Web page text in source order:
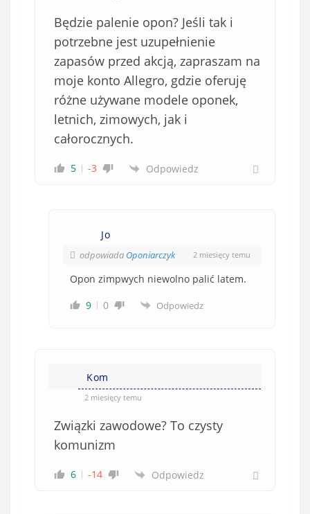
Będzie palenie opon? Jeśli tak i
potrzebne jest uzupełnienie
zapasów przed akcją, zapraszam na
moje konto Allegro, gdzie oferuję
różne używane modele oponek,
letnich, zimowych, jak i
całorocznych.
5 -3 Odpowiedz
Jo
odpowiada Oponiarczyk 2 miesięcy temu
Opon zimpwych niewolno palić latem.
9
0 Odpowiedz
Kom
2 miesięcy temu
Związki zawodowe? To czysty
komunizm
6 -14 Odpowiedz